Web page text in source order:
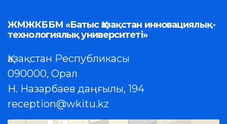
ЖМЖКББМ «Батыс Қазақстан инновациялық-
технологиялық университеті»
Қазақстан Республикасы
090000, Орал
Н. Назарбаев даңғылы, 194
reception@wkitu.kz